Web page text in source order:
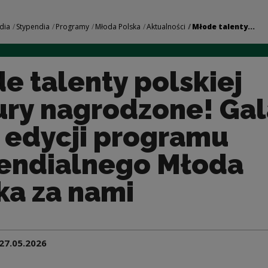
kultury
Stypendia Programy Młoda Polska Aktualności Młode talenty...
talenty polskiej
nagrodzone!
edycji programu
Młoda
za nami
27.05.2026